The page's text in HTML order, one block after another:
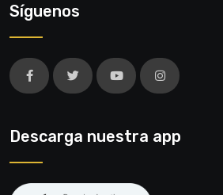
Síguenos
Descarga nuestra app